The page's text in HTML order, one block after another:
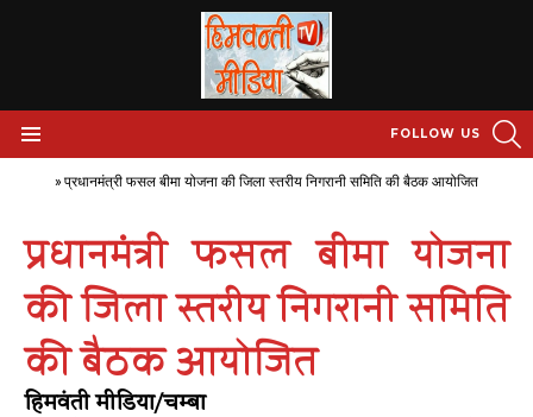
FOLLOW US
» प्रधानमंत्री फसल बीमा योजना की जिला स्तरीय निगरानी समिति की बैठक आयोजित
प्रधानमंत्री फसल बीमा योजना
की जिला स्तरीय निगरानी समिति
की बैठक आयोजित
हिमवंती मीडिया/चम्बा